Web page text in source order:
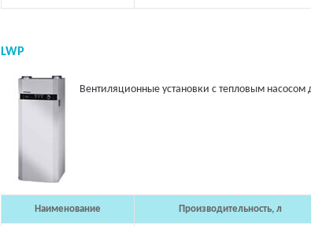
LWP
Вентиляционные установки с тепловым насосом
Наименование Производительность, л